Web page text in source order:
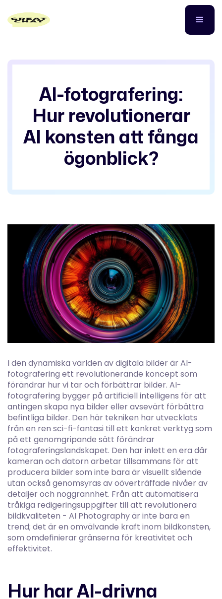
AI-fotografering:
Hur revolutionerar
AI konsten att fånga
ögonblick?
I den dynamiska världen av digitala bilder är AI-
fotografering ett revolutionerande koncept som
förändrar hur vi tar och förbättrar bilder. AI-
fotografering bygger på artificiell intelligens för att
antingen skapa nya bilder eller avsevärt förbättra
befintliga bilder. Den här tekniken har utvecklats
från en ren sci-fi-fantasi till ett konkret verktyg som
på ett genomgripande sätt förändrar
fotograferingslandskapet. Den har inlett en era där
kameran och datorn arbetar tillsammans för att
producera bilder som inte bara är visuellt slående
utan också genomsyras av oöverträffade nivåer av
detaljer och noggrannhet. Från att automatisera
tråkiga redigeringsuppgifter till att revolutionera
bildkvaliteten - AI Photography är inte bara en
trend; det är en omvälvande kraft inom bildkonsten,
som omdefinierar gränserna för kreativitet och
effektivitet.
Hur har AI-drivna